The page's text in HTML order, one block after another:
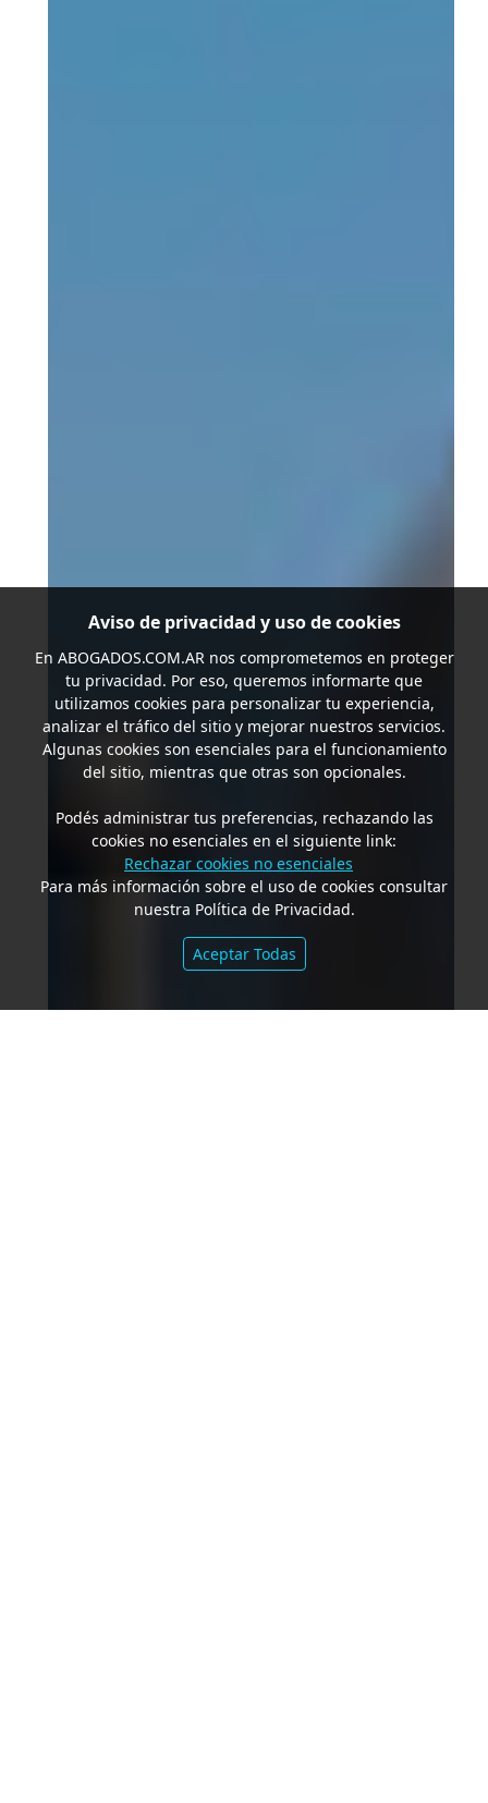
Aviso de privacidad y uso de cookies
En ABOGADOS.COM.ARnos comprometemos en proteger
tu privacidad. Por eso, queremos informarte que
utilizamos cookies para personalizar tu experiencia,
analizar el tráfico del sitio y mejorar nuestros servicios.
Algunas cookies son esenciales para el funcionamiento
del sitio, mientras que otras son opcionales.
Podés administrar tus preferencias, rechazando las
cookies no esenciales en el siguiente link:
Rechazar cookies no esenciales
Para más información sobre el uso de cookies consultar
nuestra Política de Privacidad.
Aceptar Todas